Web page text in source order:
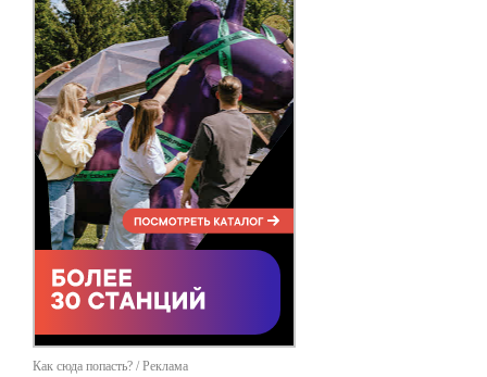
Как сюда попасть? / Реклама